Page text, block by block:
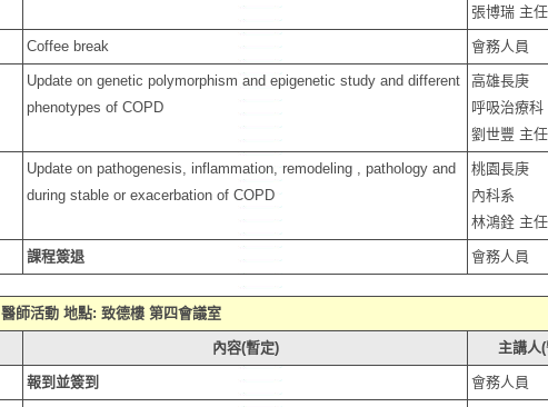
張博瑞 主任
Coffee break 會務人員
Update on genetic polymorphism and epigenetic study and different
phenotypes of COPD
高雄長庚
呼吸治療科
劉世豐 主任
Update on pathogenesis, inflammation, remodeling , pathology and
during stable or exacerbation of COPD
桃園長庚
內科系
林鴻銓 主任
課程簽退 會務人員
醫師活動 地點: 致德樓 第四會議室
內容(暫定) 主講人
報到並簽到 會務人員